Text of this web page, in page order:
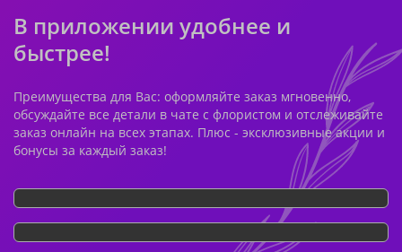
В приложении удобнее и
быстрее!
Преимущества для Вас: оформляйте заказ мгновенно,
обсуждайте все детали в чате с флористом и отслеживайте
заказ онлайн на всех этапах. Плюс - эксклюзивные акции и
бонусы за каждый заказ!